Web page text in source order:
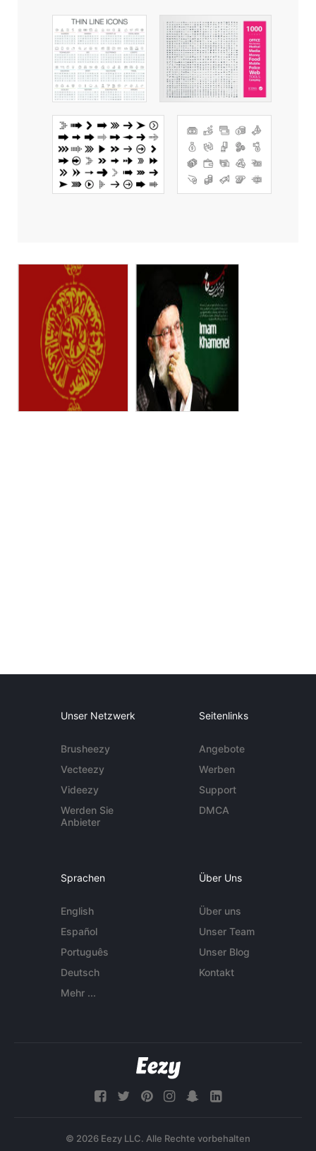
Unser Netzwerk
Brusheezy
Vecteezy
Videezy
Werden Sie
Anbieter
Seitenlinks
Angebote
Werben
Support
DMCA
Sprachen
English
Español
Português
Deutsch
Mehr ...
Über Uns
Über uns
Unser Team
Unser Blog
Kontakt
© 2026 Eezy LLC. Alle Rechte vorbehalten